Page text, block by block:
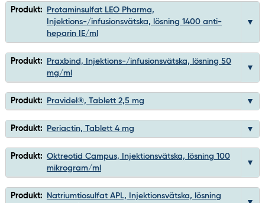
Produkt:
Protaminsulfat LEO Pharma,
Injektions-/infusionsvätska, lösning 1400 anti-
heparin IE/ml
Produkt:
Praxbind, Injektions-/infusionsvätska, lösning 50
mg/ml
Produkt: Pravidel®, Tablett 2,5 mg
Produkt: Periactin, Tablett 4 mg
Produkt: Oktreotid Campus, Injektionsvätska, lösning 100
mikrogram/ml
Produkt:
Natriumtiosulfat APL, Injektionsvätska, lösning